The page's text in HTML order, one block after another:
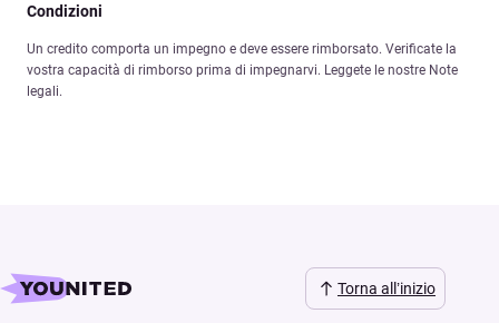
Condizioni
Un credito comporta un impegno e deve essere rimborsato. Verificate la
vostra capacità di rimborso prima di impegnarvi. Leggete le nostre Note
legali.
Torna all’inizio